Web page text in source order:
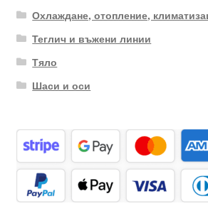
Охлаждане, отопление,
Теглич и въжени линии
Тяло
Шаси и оси